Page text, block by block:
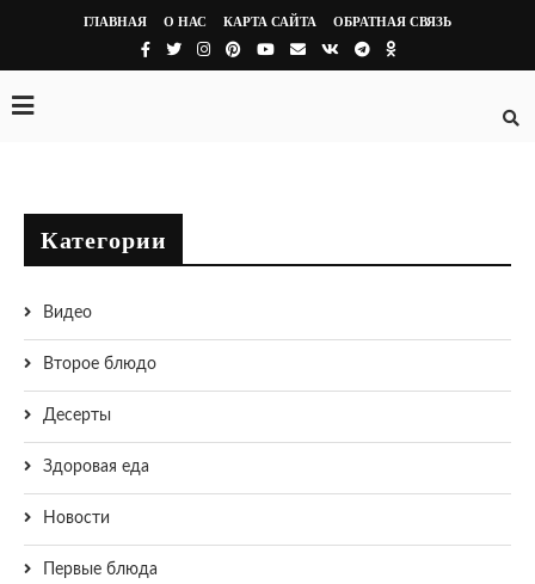
ГЛАВНАЯ О НАС КАРТА САЙТА ОБРАТНАЯ СВЯЗЬ
Категории
Видео
Второе блюдо
Десерты
Здоровая еда
Новости
Первые блюда